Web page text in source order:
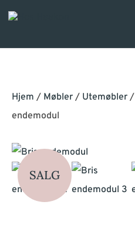
Hjem / Møbler / Utemøbler /
endemodul
SALG